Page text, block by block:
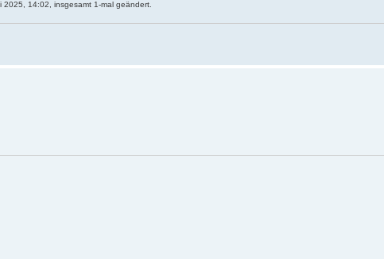
2025, 14:02, insgesamt 1-mal geändert.